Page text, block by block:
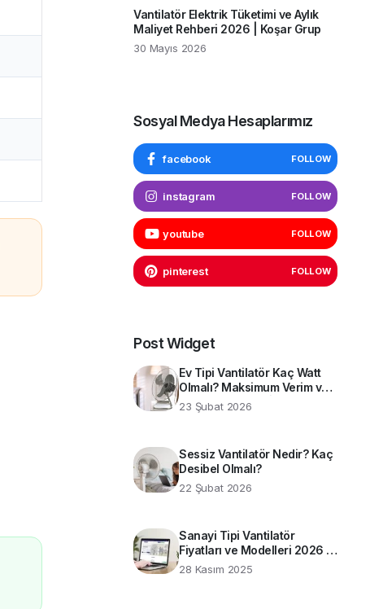
Vantilatör Elektrik Tüketimi ve Aylık
Maliyet Rehberi 2026 | Koşar Grup
30 Mayıs 2026
Sosyal Medya Hesaplarımız
facebook FOLLOW
instagram FOLLOW
youtube FOLLOW
pinterest FOLLOW
Post Widget
Ev Tipi Vantilatör Kaç Watt
Olmalı? Maksimum Verim ve
Enerji Tasarrufu İçin Teknik
Rehber
23 Şubat 2026
Sessiz Vantilatör Nedir? Kaç
Desibel Olmalı?
22 Şubat 2026
Sanayi Tipi Vantilatör
Fiyatları ve Modelleri 2026 |
Koşar Grup Rehberi
28 Kasım 2025